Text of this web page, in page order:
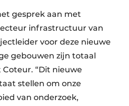
gesprek aan met
infrastructuur van
voor deze nieuwe
gebouwen zijn totaal
“Dit nieuwe
stellen om onze
van onderzoek,